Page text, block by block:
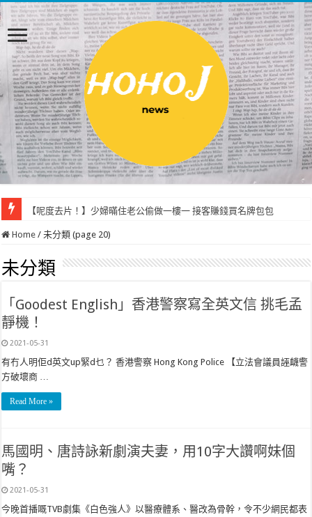
【呢度去片！】少婦暪住老公偷做一樓一 接客賺錢買名牌包包
Home / 未分類 (page 20)
未分類
「Goodest English」香港警察寫全英文信 挑毛孟
靜機！
2021-05-31
有冇人明佢d英文up緊d乜？ 香港警察 Hong Kong Police 【立法會議員誣衊警
方破壞商 …
Read More »
馬國明、唐詩詠新劇演夫妻，用10字大讚啊妹個
嘴？
2021-05-31
今晚首播嘅TVB劇集《白色強人》以醫療體系、醫改為骨幹，令不少網民都表